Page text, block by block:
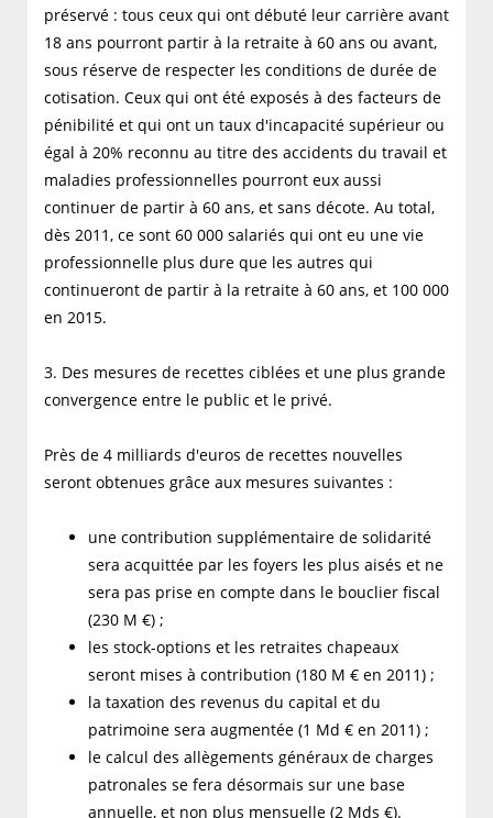
préservé : tous ceux qui ont débuté leur carrière avant
18 ans pourront partir à la retraite à 60 ans ou avant,
sous réserve de respecter les conditions de durée de
cotisation. Ceux qui ont été exposés à des facteurs de
pénibilité et qui ont un taux d'incapacité supérieur ou
égal à 20% reconnu au titre des accidents du travail et
maladies professionnelles pourront eux aussi
continuer de partir à 60 ans, et sans décote. Au total,
dès 2011, ce sont 60 000 salariés qui ont eu une vie
professionnelle plus dure que les autres qui
continueront de partir à la retraite à 60 ans, et 100 000
en 2015.
3. Des mesures de recettes ciblées et une plus grande
convergence entre le public et le privé.
Près de 4 milliards d'euros de recettes nouvelles
seront obtenues grâce aux mesures suivantes :
une contribution supplémentaire de solidarité
sera acquittée par les foyers les plus aisés et ne
sera pas prise en compte dans le bouclier fiscal
(230 M €) ;
les stock-options et les retraites chapeaux
seront mises à contribution (180 M € en 2011) ;
la taxation des revenus du capital et du
patrimoine sera augmentée (1 Md € en 2011) ;
le calcul des allègements généraux de charges
patronales se fera désormais sur une base
annuelle, et non plus mensuelle (2 Mds €).